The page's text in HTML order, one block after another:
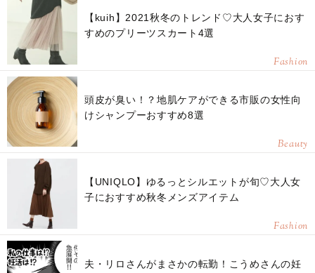
【kuih】2021秋冬のトレンド♡大人女子におす
すめのプリーツスカート4選
Fashion
頭皮が臭い！？地肌ケアができる市販の女性向
けシャンプーおすすめ8選
Beauty
【UNIQLO】ゆるっとシルエットが旬♡大人女
子におすすめ秋冬メンズアイテム
Fashion
夫・リロさんがまさかの転勤！こうめさんの妊